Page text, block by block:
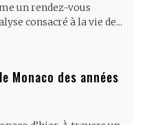
un rendez-vous
consacré à la vie de...
Monaco des années